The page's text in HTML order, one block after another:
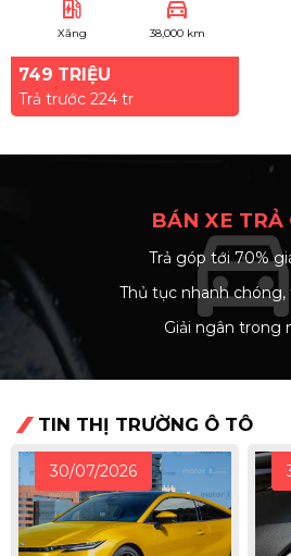
ev_station
Xăng
directions_car
38,000 km
749 TRIỆU
Trả trước 224 tr
BÁN XE TRẢ
arrow_right
Trả góp tới 70%
arrow_right
Thủ tục nhanh chóng,
arrow_right
Giải ngân trong
TIN THỊ TRƯỜNG Ô TÔ
30/07/2026